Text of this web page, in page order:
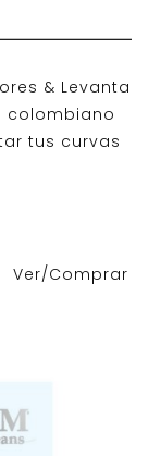
& Levanta
colombiano
tus curvas
Ver/Comprar